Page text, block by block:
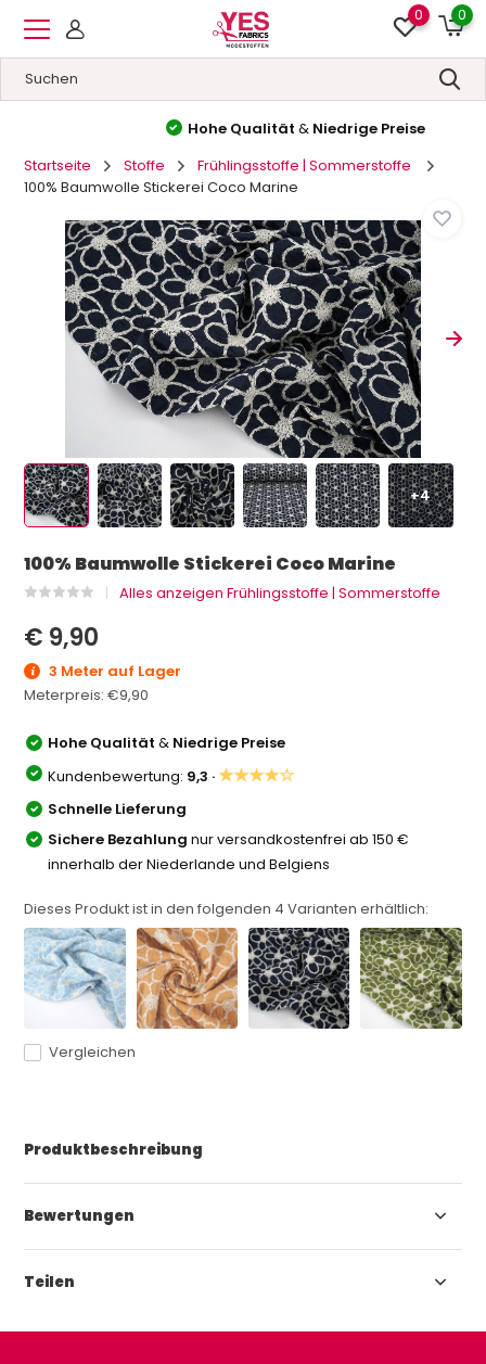
0 0
Hohe Qualität&Niedrige Preise
Startseite
Stoffe
Frühlingsstoffe | Sommerstoffe
100% Baumwolle Stickerei Coco Marine
+4
100% Baumwolle Stickerei Coco Marine
Alles anzeigen Frühlingsstoffe | Sommerstoffe
€ 9,90
3 Meter auf Lager
Meterpreis:€9,90
Hohe Qualität& Niedrige Preise
Kundenbewertung: 9,3 ·★★★★☆
Schnelle Lieferung
Sichere Bezahlung nur versandkostenfrei ab 150 €
innerhalb der Niederlande und Belgiens
Dieses Produkt ist in den folgenden 4 Varianten erhältlich:
Vergleichen
Produktbeschreibung
Bewertungen
Teilen